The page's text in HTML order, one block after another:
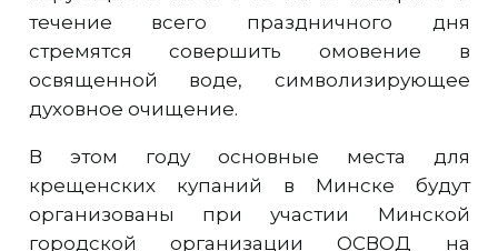
течение всего праздничного дня
стремятся совершить омовение в
освященной воде, символизирующее
духовное очищение.
В этом году основные места для
крещенских купаний в Минске будут
организованы при участии Минской
городской организации ОСВОД на